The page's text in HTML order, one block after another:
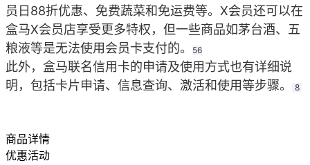
员日88折优惠、免费蔬菜和免运费等。X会员还可以在
盒马X会员店享受更多特权，但一些商品如茅台酒、五
粮液等是无法使用会员卡支付的。‌
56
此外，盒马联名信用卡的申请及使用方式也有详细说
明，包括卡片申请、信息查询、激活和使用等步骤。‌
8
商品详情
优惠活动